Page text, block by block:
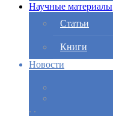
Научные материалы
Статьи
Книги
Новости
. .